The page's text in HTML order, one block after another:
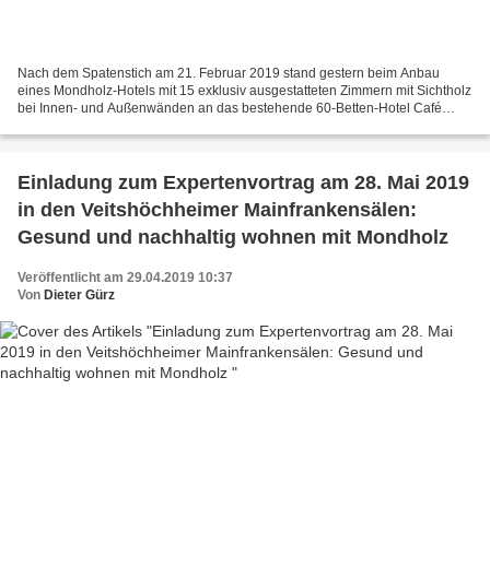
Nach dem Spatenstich am 21. Februar 2019 stand gestern beim Anbau
eines Mondholz-Hotels mit 15 exklusiv ausgestatteten Zimmern mit Sichtholz
bei Innen- und Außenwänden an das bestehende 60-Betten-Hotel Café
Einladung zum Expertenvortrag am 28. Mai 2019
in den Veitshöchheimer Mainfrankensälen:
Gesund und nachhaltig wohnen mit Mondholz
Veröffentlicht am 29.04.2019 10:37
Von Dieter Gürz